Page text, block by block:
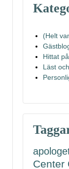
(Helt
Hittat
Läst
Center